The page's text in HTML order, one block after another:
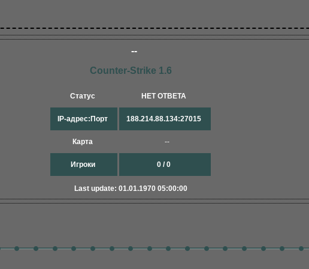
--
Counter-Strike 1.6
Статус
IP-адрес:Порт
Карта
Игроки
НЕТ ОТВЕТА
188.214.88.134:27015
--
0 / 0
Last update: 01.01.1970 05:00:00